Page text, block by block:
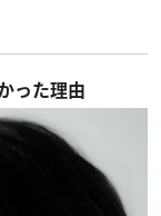
った理由